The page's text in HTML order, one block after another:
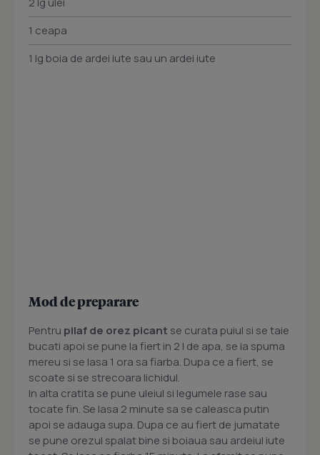
1 ceapa
1 lg boia de ardei iute sau un ardei iute
Mod de preparare
Pentru pilaf de orez picant se curata puiul si se taie
bucati apoi se pune la fiert in 2 l de apa, se ia spuma
mereu si se lasa 1 ora sa fiarba. Dupa ce a fiert, se
scoate si se strecoara lichidul.
In alta cratita se pune uleiul si legumele rase sau
tocate fin. Se lasa 2 minute sa se caleasca putin
apoi se adauga supa. Dupa ce au fiert de jumatate
se pune orezul spalat bine si boiaua sau ardeiul iute